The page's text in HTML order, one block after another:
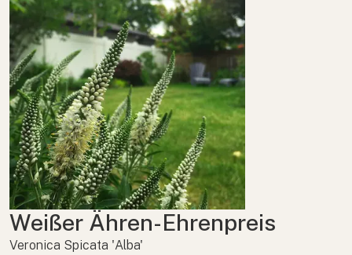
Weißer Ähren-Ehrenpreis
Veronica Spicata 'Alba'